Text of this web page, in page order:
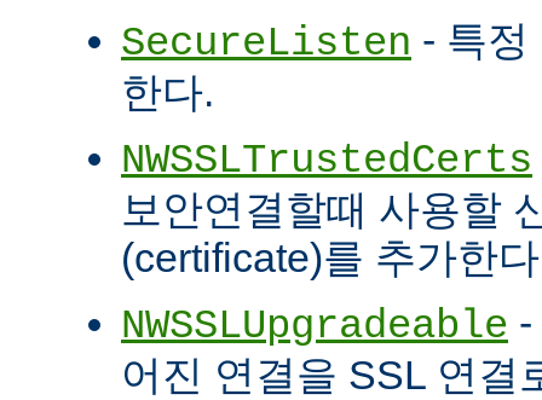
SecureListen - 특정
한다.
NWSSLTrustedCerts
보안연결할때 사용할
(certificate)를 추가한
NWSSLUpgradeable
어진 연결을 SSL 연결